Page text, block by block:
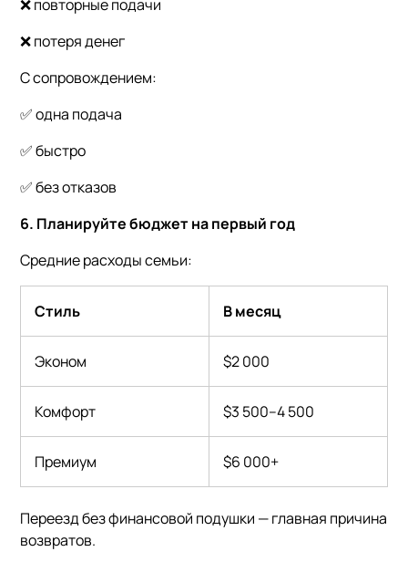
❌ повторные подачи
❌ потеря денег
С сопровождением:
✅ одна подача
✅ быстро
✅ без отказов
6. Планируйте бюджет на первый год
Средние расходы семьи:
Стиль В месяц
Эконом $2 000
Комфорт $3 500–4 500
Премиум $6 000+
Переезд без финансовой подушки — главная причина
возвратов.